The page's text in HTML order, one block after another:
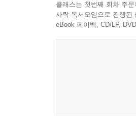
클래스는 첫번째 회차 주
사락 독서모임으로 진행된
eBook 페이백, CD/LP,